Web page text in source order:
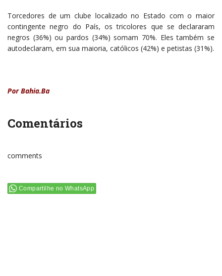
Torcedores de um clube localizado no Estado com o maior
contingente negro do País, os tricolores que se declararam
negros (36%) ou pardos (34%) somam 70%. Eles também se
autodeclaram, em sua maioria, católicos (42%) e petistas (31%).
Por Bahia.Ba
Comentários
comments
Compartilhe no WhatsApp